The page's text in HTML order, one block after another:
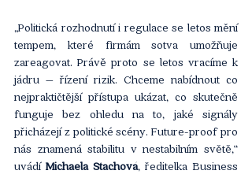
„Politická rozhodnutí i regulace se letos mění
tempem, které firmám sotva umožňuje
zareagovat. Právě proto se letos vracíme k
jádru – řízení rizik. Chceme nabídnout co
nejpraktičtější přístupa ukázat, co skutečně
funguje bez ohledu na to, jaké signály
přicházejí z politické scény. Future-proof pro
nás znamená stabilitu v nestabilním světě,“
uvádí Michaela Stachová, ředitelka Business